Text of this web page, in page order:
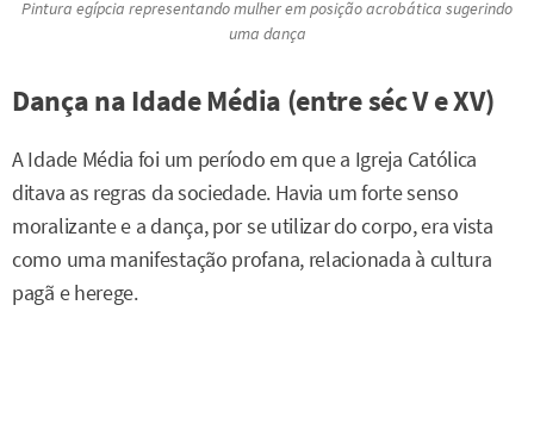
Pintura egípcia representando mulher em posição acrobática sugerindo
uma dança
Dança na Idade Média (entre séc V e XV)
A Idade Média foi um período em que a Igreja Católica
ditava as regras da sociedade. Havia um forte senso
moralizante e a dança, por se utilizar do corpo, era vista
como uma manifestação profana, relacionada à cultura
pagã e herege.